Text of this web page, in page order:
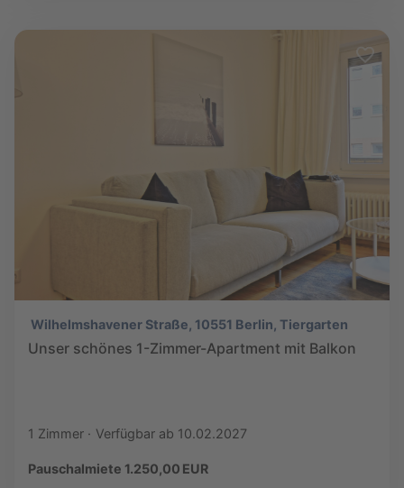
Wilhelmshavener Straße, 10551 Berlin, Tiergarten
Unser schönes 1-Zimmer-Apartment mit Balkon
1 Zimmer Verfügbar ab 10.02.2027
Pauschalmiete 1.250,00 EUR